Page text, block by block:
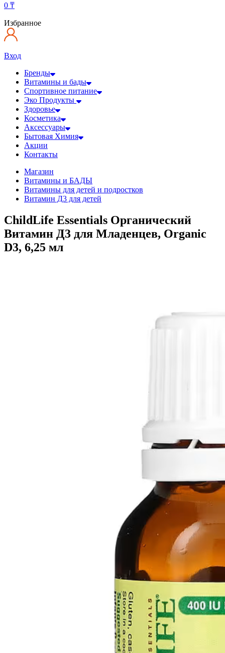
0 ₸
Избранное
Вход
Бренды
Витамины и бады
Спортивное питание
Эко Продукты
Здоровье
Косметика
Аксессуары
Бытовая Химия
Акции
Контакты
Магазин
Витамины и БАДЫ
Витамины для детей и подростков
Витамин Д3 для детей
ChildLife Essentials Органический
Витамин Д3 для Младенцев, Organic
D3, 6,25 мл